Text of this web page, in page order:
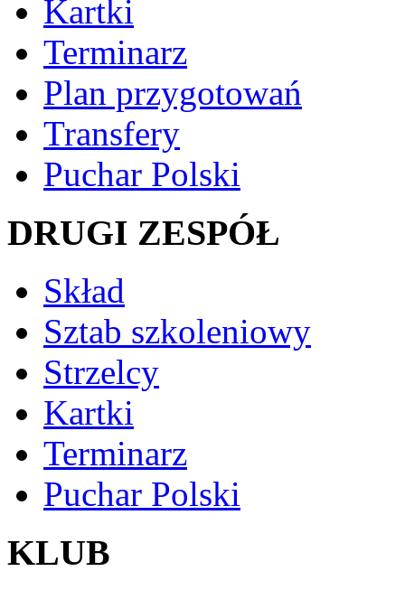
Kartki
Terminarz
Plan przygotowań
Transfery
Puchar Polski
DRUGI ZESPÓŁ
Skład
Sztab szkoleniowy
Strzelcy
Kartki
Terminarz
Puchar Polski
KLUB